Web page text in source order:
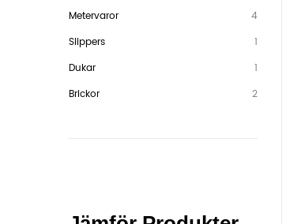
Metervaror
4
Slippers
1
Dukar
1
Brickor
2